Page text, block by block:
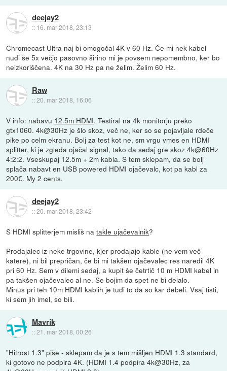
deejay2
:: 16. mar 2018, 23:13
Chromecast Ultra naj bi omogočal 4K v 60 Hz. Če mi nek kabel
nudi še 5x večjo pasovno širino mi je povsem nepomembno, ker bo
neizkoriščena. 4K na 30 Hz pa ne želim. Želim 60 Hz.
Raw
::20. mar 2018, 16:06
V info: nabavu 12.5m HDMI. Testiral na 4k monitorju preko
gtx1060. 4k@30Hz je šlo skoz, več ne, ker so se pojavljale rdeče
pike po celm ekranu. Bolj za test kot ne, sm vrgu vmes en HDMI
splitter, ki je zgleda ojačal signal, tako da sedaj gre skoz 4k@60Hz
4:2:2. Vseskupaj 12.5m + 2m kabla. S tem sklepam, da se bolj
splača nabavt en USB powered HDMI ojačevalc, kot pa kabl za
200€. My 2 cents.
deejay2
::20. mar 2018, 23:42
S HDMI splitterjem misliš natakle ujačevalnik?
Prodajalec iz neke trgovine, kjer prodajajo kable (ne vem več
katere), ni bil prepričan, če bi mi takšen ojačevalec res naredil 4K
pri 60 Hz. Sem v dilemi sedaj, a kupit še četrtič 10 m HDMI kabel in
pa takšen ojačevalec al ne. Se bojim da spet ne bi delalo.
Minus pri teh 10m HDMI kablih je tudi to da so kar debeli. Vsaj tisti,
ki sem jih imel, so bili.
Mavrik
::21. mar 2018, 00:26
"Hitrost 1.3" piše - sklepam da je s tem mišljen HDMI 1.3 standard,
ki gotovo ne podpira 4K. (HDMI 1.4 podpira 4k@30Hz, za